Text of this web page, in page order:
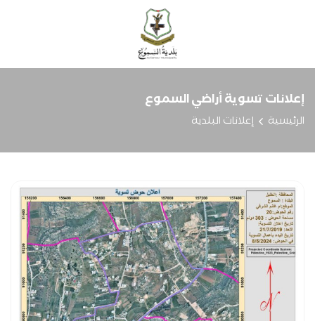
إعلانات تسوية أراضي السموع
الرئيسية إعلانات البلدية